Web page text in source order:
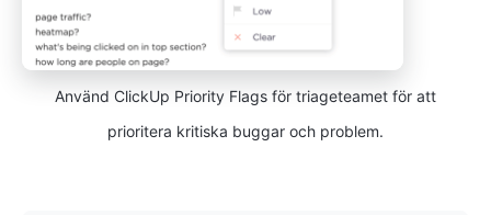
Använd ClickUp Priority Flags för triageteamet för att
prioritera kritiska buggar och problem.